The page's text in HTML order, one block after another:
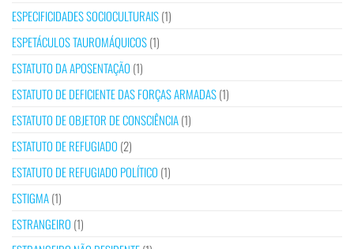
ESPECIFICIDADES SOCIOCULTURAIS(1)
ESPETÁCULOS TAUROMÁQUICOS(1)
ESTATUTO DA APOSENTAÇÃO (1)
ESTATUTO DE DEFICIENTE DAS FORÇAS ARMADAS(1)
ESTATUTO DE OBJETOR DE CONSCIÊNCIA(1)
ESTATUTO DE REFUGIADO (2)
ESTATUTO DE REFUGIADO POLÍTICO (1)
ESTIGMA(1)
ESTRANGEIRO (1)